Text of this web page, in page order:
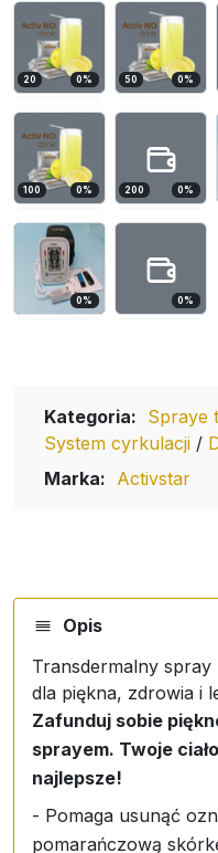
20 0% 50 0%
100 0% 200 0%
0% 0%
Kategoria: Spraye
System cyrkulacji /
Marka: Activstar
Opis
Transdermalny
dla piękna, zdrowia i
Zafunduj sobie
sprayem. Twoje
najlepsze!
- Pomaga usunąć
pomarańczową